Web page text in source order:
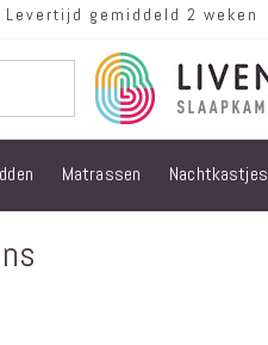
Levertijd gemiddeld 2 weken
Matrassen Nachtkastjes